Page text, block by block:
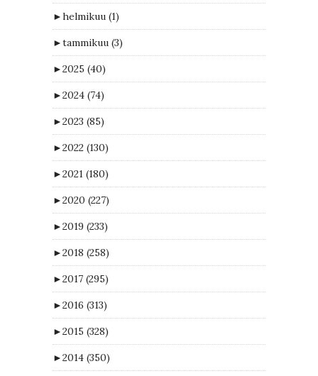
►helmikuu (1)
►tammikuu (3)
►2025 (40)
►2024 (74)
►2023 (85)
►2022 (130)
►2021 (180)
►2020 (227)
►2019 (233)
►2018 (258)
►2017 (295)
►2016 (313)
►2015 (328)
►2014 (350)